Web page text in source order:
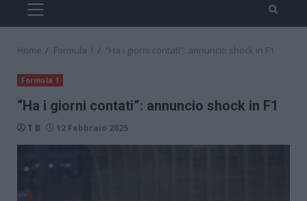
PRIMARY
MENU
Home Formula 1 “Ha i giorni contati”: annuncio shock in F1
Formula 1
“Ha i giorni contati”: annuncio shock in F1
T B 12 Febbraio 2025